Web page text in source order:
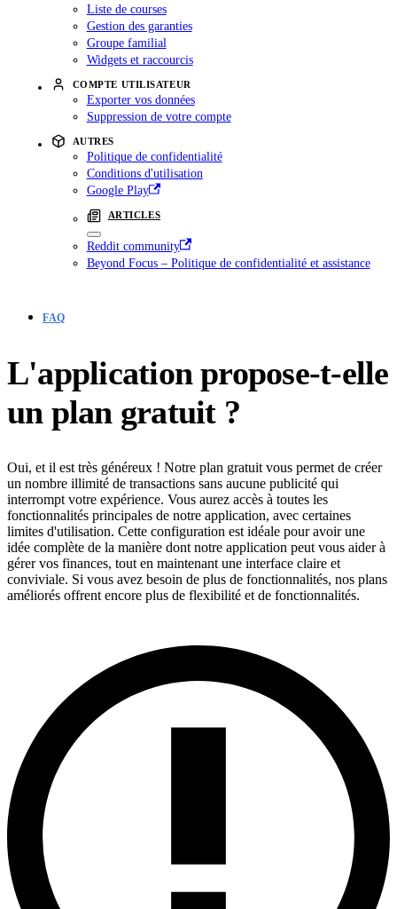
Liste de courses
Gestion des garanties
Groupe familial
Widgets et raccourcis
COMPTE UTILISATEUR
Exporter vos données
Suppression de votre compte
AUTRES
Politique de confidentialité
Conditions d'utilisation
Google Play
ARTICLES
Reddit community
Beyond Focus – Politique de confidentialité et assistance
FAQ
L'application propose-t-elle
un plan gratuit ?
Oui, et il est très généreux ! Notre plan gratuit vous permet de créer
un nombre illimité de transactions sans aucune publicité qui
interrompt votre expérience. Vous aurez accès à toutes les
fonctionnalités principales de notre application, avec certaines
limites d'utilisation. Cette configuration est idéale pour avoir une
idée complète de la manière dont notre application peut vous aider à
gérer vos finances, tout en maintenant une interface claire et
conviviale. Si vous avez besoin de plus de fonctionnalités, nos plans
améliorés offrent encore plus de flexibilité et de fonctionnalités.